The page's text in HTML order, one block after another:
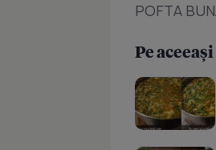
POFTA
Pe